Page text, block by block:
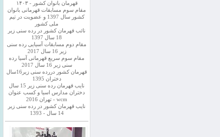
قهرمان بانوان کشور - ۱۴۰۳
مقام سوم مسابقات قهرمانی بانوان
کشور سال 1397 و عضویت در تیم
ملی کشور
نائب قهرمان کشور در رده سنی زیر
18 سال 1397
مقام دوم مسابقات آسیایی رده سنی
زیر 16 سال 2017
مقام سوم سریع قهرمانی آسیا رده
سنی زیر 16 سال 2017
قهرمان کشور دررده سنی زیر16سال
دختران 1395
نایب قهرمان رده سنی زیر 15 سال
دختران مدارس اسیا و کسب عنوان
wcm - تهران 2016
نایب قهرمان کشور در رده سنی زیر
14 سال - 1393